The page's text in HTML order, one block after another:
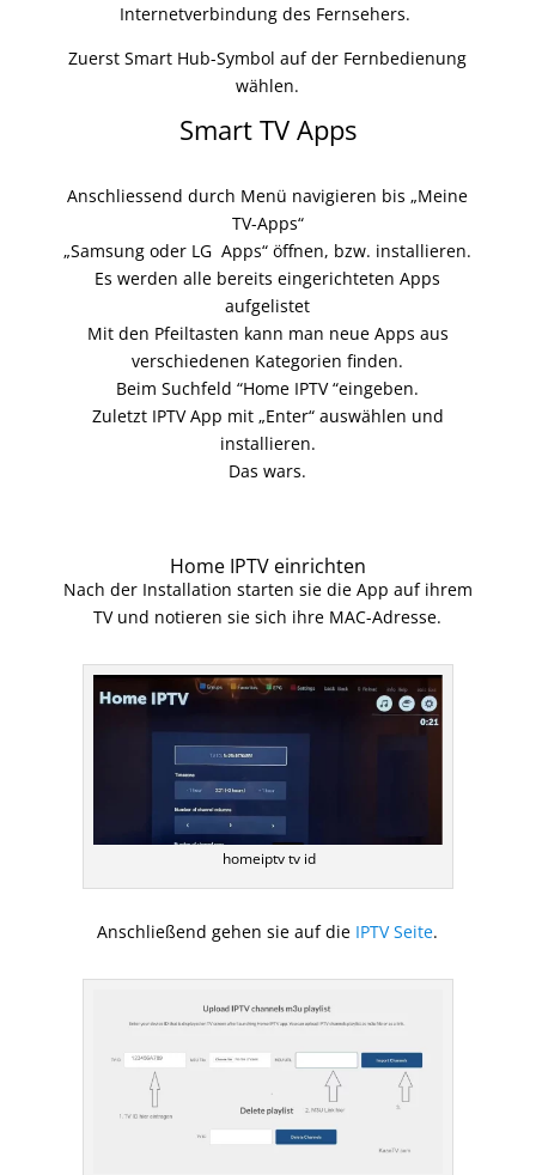
Internetverbindung des Fernsehers.
Zuerst Smart Hub-Symbol auf der Fernbedienung
wählen.
Smart TV Apps
Anschliessend durch Menü navigieren bis „Meine
TV-Apps“
„Samsung oder LG Apps“ öffnen, bzw. installieren.
Es werden alle bereits eingerichteten Apps
aufgelistet
Mit den Pfeiltasten kann man neue Apps aus
verschiedenen Kategorien finden.
Beim Suchfeld “Home IPTV “eingeben.
Zuletzt IPTV App mit „Enter“ auswählen und
installieren.
Das wars.
Home IPTV einrichten
Nach der Installation starten sie die App auf ihrem
TV und notieren sie sich ihre MAC-Adresse.
homeiptv tv id
Anschließend gehen sie auf die IPTV Seite.